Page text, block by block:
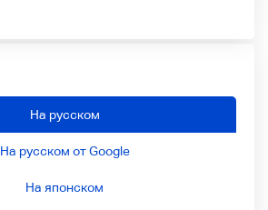
На русском
На русском от Google
На японском